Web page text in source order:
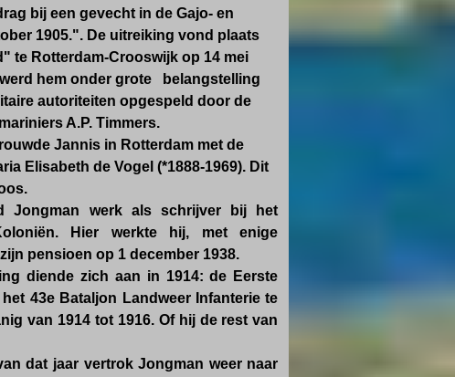
bij een gevecht in de Gajo- en
1905.". De uitreiking vond plaats
te Rotterdam-Crooswijk op 14 mei
hem onder grote belangstelling
autoriteiten opgespeld door de
A.P. Timmers.
Jannis in Rotterdam met de
Elisabeth de Vogel (*1888-1969). Dit
Jongman werk als schrijver bij het
Hier werkte hij, met enige
pensioen op 1 december 1938.
diende zich aan in 1914: de Eerste
43e Bataljon Landweer Infanterie te
van 1914 tot 1916. Of hij de rest van
dat jaar vertrok Jongman weer naar